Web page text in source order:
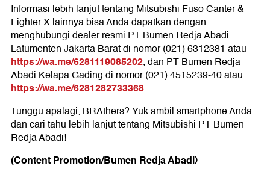
Informasi lebih lanjut tentang Mitsubishi Fuso Canter &
Fighter X lainnya bisa Anda dapatkan dengan
menghubungi dealer resmi PT Bumen Redja Abadi
Latumenten Jakarta Barat di nomor (021) 6312381 atau
https://wa.me/6281119085202, dan PT Bumen Redja
Abadi Kelapa Gading di nomor (021) 4515239-40 atau
https://wa.me/6281282733368.
Tunggu apalagi, BRAthers? Yuk ambil smartphone Anda
dan cari tahu lebih lanjut tentang Mitsubishi PT Bumen
Redja Abadi!
(Content Promotion/Bumen Redja Abadi)